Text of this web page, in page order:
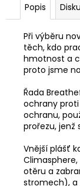
Popis
Při výběru
těch, kdo
hmotnost a
proto jsme
Řada
ochrany
ochranu,
prořezu, jenž
Vnější plášť
otěru a
stromech), a